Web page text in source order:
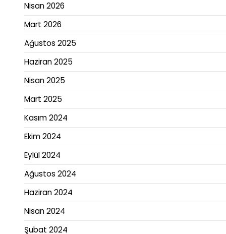
Nisan 2026
Mart 2026
Ağustos 2025
Haziran 2025
Nisan 2025
Mart 2025
Kasım 2024
Ekim 2024
Eylül 2024
Ağustos 2024
Haziran 2024
Nisan 2024
Şubat 2024